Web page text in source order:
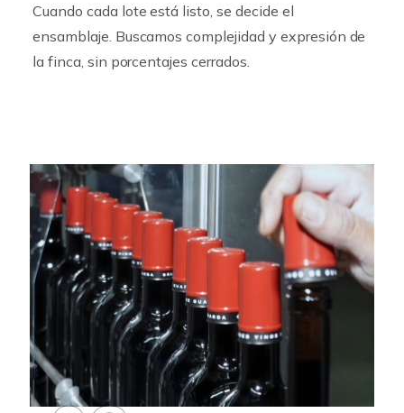
Cuando cada lote está listo, se decide el
ensamblaje. Buscamos complejidad y expresión de
la finca, sin porcentajes cerrados.